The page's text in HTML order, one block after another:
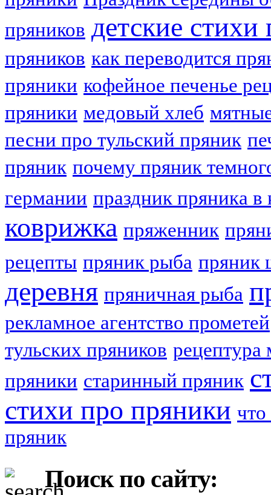
пряников детские
пряников как переводится
пряники кофейное печенье
пряники медовый хлеб
песни про тульский пряник
пряник почему пряник
германии праздник пряника в
коврижка пряженник
рецепты пряник рыба пряник
деревня пряничная рыба
рекламное агентство прометей
тульских пряников рецептура
пряники старинный пряник
стихи про пряники что
пряник
Поиск по сайту: